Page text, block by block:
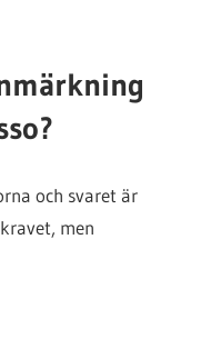
och svaret är
men